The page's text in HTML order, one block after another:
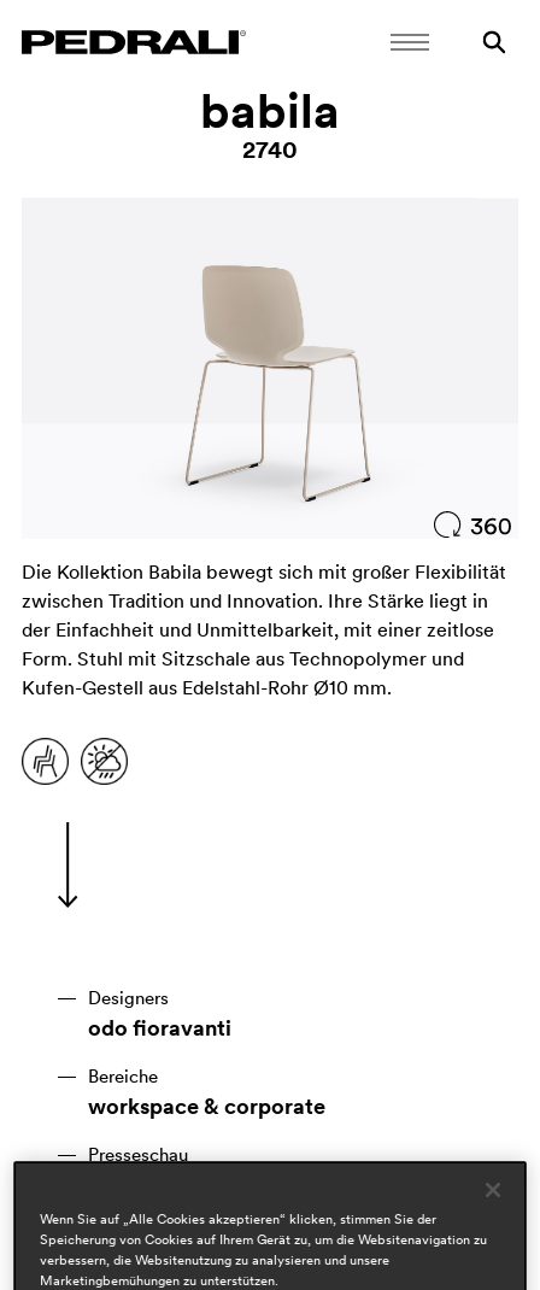
babila
2740
Die Kollektion Babila bewegt sich mit großer Flexibilität
zwischen Tradition und Innovation. Ihre Stärke liegt in
der Einfachheit und Unmittelbarkeit, mit einer zeitlose
Form. Stuhl mit Sitzschale aus Technopolymer und
Kufen-Gestell aus Edelstahl-Rohr Ø10 mm.
Designers
odo fioravanti
Bereiche
workspace & corporate
Presseschau
design lifestyle
may 2020, italy
Wenn Sie auf „Alle Cookies akzeptieren“ klicken, stimmen Sie der
Speicherung von Cookies auf Ihrem Gerät zu, um die Websitenavigation zu
verbessern, die Websitenutzung zu analysieren und unsere
Marketingbemühungen zu unterstützen.